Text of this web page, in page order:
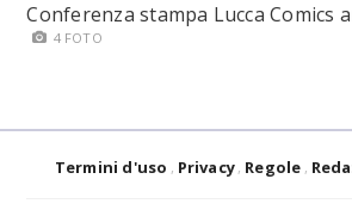
Conferenza stampa Lucca Comics
4 FOTO
Termini d'uso Privacy Regole